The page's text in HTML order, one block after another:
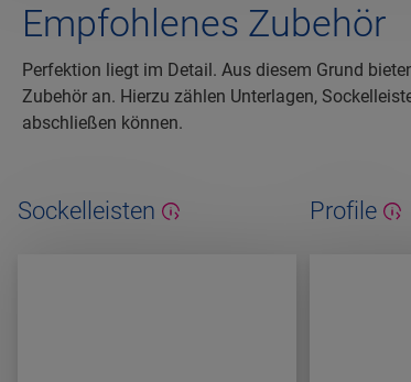
Empfohlenes Zubehör
Perfektion liegt im Detail. Aus diesem Grund
Zubehör an. Hierzu zählen Unterlagen,
abschließen können.
Sockelleisten Profile